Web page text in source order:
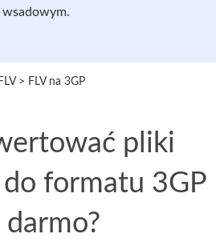
wsadowym.
> FLV na 3GP
pliki
formatu 3GP
darmo?